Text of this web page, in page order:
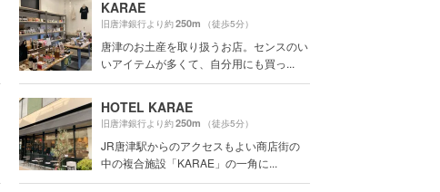
KARAE
旧唐津銀行より約250m （徒歩5分）
唐津のお土産を取り扱うお店。センスのい
いアイテムが多くて、自分用にも買っ...
HOTEL KARAE
旧唐津銀行より約250m （徒歩5分）
JR唐津駅からのアクセスもよい商店街の
中の複合施設「KARAE」の一角に...